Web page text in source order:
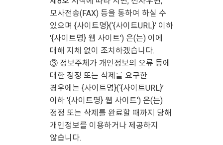
모사전송(FAX) 등을 통하여 하실 수
있으며 {사이트명}(‘{사이트URL}’ 이하
'{사이트명} 웹 사이트') 은(는) 이에
대해 지체 없이 조치하겠습니다.
③ 정보주체가 개인정보의 오류 등에
대한 정정 또는 삭제를 요구한
경우에는 {사이트명}(‘{사이트URL}’
이하 '{사이트명} 웹 사이트') 은(는)
정정 또는 삭제를 완료할 때까지 당해
개인정보를 이용하거나 제공하지
않습니다.